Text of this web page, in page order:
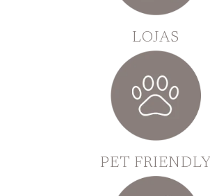
LOJAS
PET FRIENDLY